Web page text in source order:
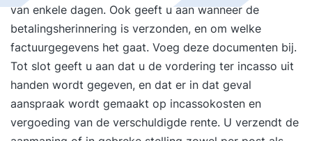
van enkele dagen. Ook geeft u aan wanneer de
betalingsherinnering is verzonden, en om welke
factuurgegevens het gaat. Voeg deze documenten bij.
Tot slot geeft u aan dat u de vordering ter incasso uit
handen wordt gegeven, en dat er in dat geval
aanspraak wordt gemaakt op incassokosten en
vergoeding van de verschuldigde rente. U verzendt de